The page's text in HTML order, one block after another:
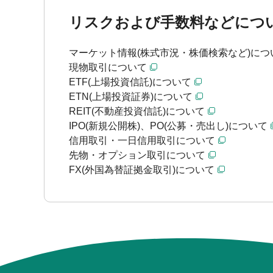
リスクおよび手数料などにつ
マーケット情報(株式市況・株価検索など)につ
現物取引について
ETF(上場投資信託)について
ETN(上場投資証券)について
REIT(不動産投資信託)について
IPO(新規公開株)、PO(公募・売出し)について
信用取引・一日信用取引について
先物・オプション取引について
FX(外国為替証拠金取引)について